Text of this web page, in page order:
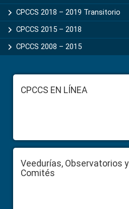
CPCCS 2018 – 2019 Transitorio
CPCCS 2015 – 2018
CPCCS 2008 – 2015
FooterCPCCS EN LÍNEA
Veedurías, Observatorios y
Comités